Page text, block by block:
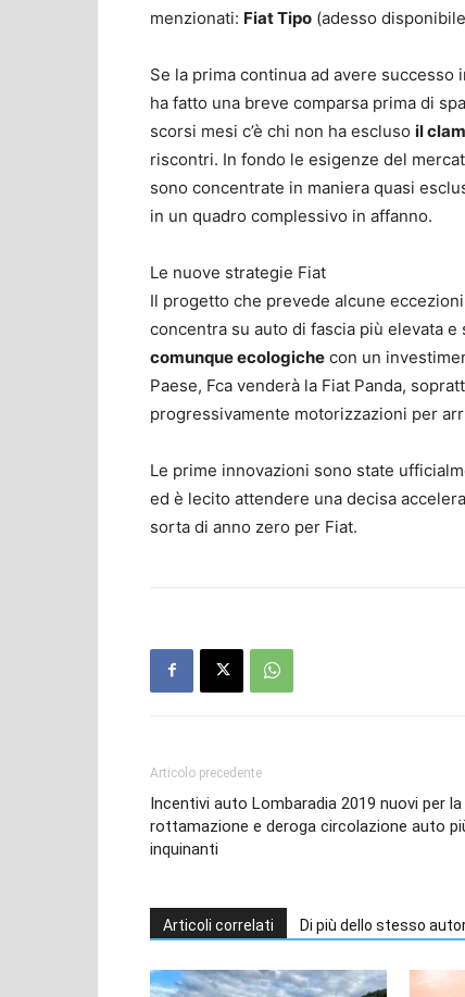
menzionati: Fiat Tipo (adesso
Se la prima continua ad avere successo
ha fatto una breve comparsa prima di
scorsi mesi c’è chi non ha escluso il
riscontri. In fondo le esigenze del
sono concentrate in maniera quasi
in un quadro complessivo in affanno.
Le nuove strategie Fiat
Il progetto che prevede alcune
concentra su auto di fascia più elevata
comunque ecologiche con un
Paese, Fca venderà la Fiat Panda,
progressivamente motorizzazioni per
Le prime innovazioni sono state
ed è lecito attendere una decisa
sorta di anno zero per Fiat.
Articolo precedente
Incentivi auto Lombaradia 2019 nuovi per la
rottamazione e deroga circolazione auto
inquinanti
Articoli correlati Di più dello stesso